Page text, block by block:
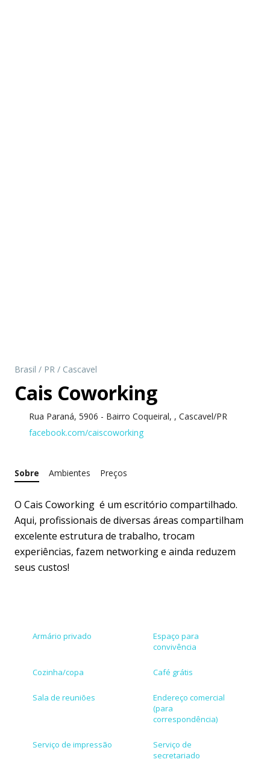
Brasil / PR / Cascavel
Cais Coworking
Rua Paraná, 5906 - Bairro Coqueiral, , Cascavel/PR
facebook.com/caiscoworking
Sobre Ambientes Preços
O Cais Coworking é um escritório compartilhado.
Aqui, profissionais de diversas áreas compartilham
excelente estrutura de trabalho, trocam
experiências, fazem networking e ainda reduzem
seus custos!
Armário privado
Espaço para
convivência
Cozinha/copa Café grátis
Sala de reuniões
Endereço comercial
(para
correspondência)
Serviço de impressão
Serviço de
secretariado